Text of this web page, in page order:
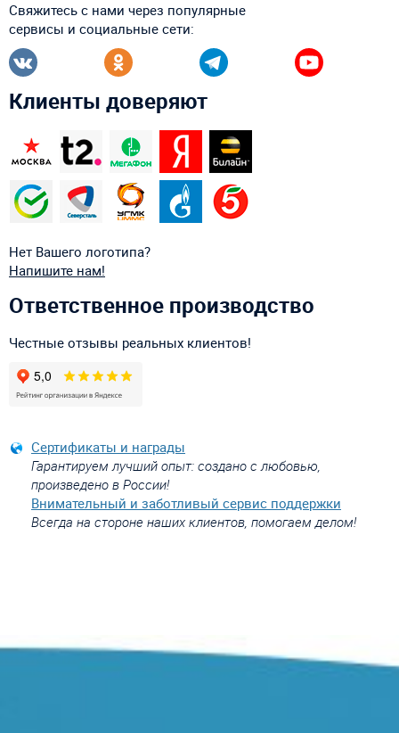
Свяжитесь с нами через популярные
сервисы и социальные сети:
Клиенты доверяют
Нет Вашего логотипа?
Напишите нам!
Ответственное производство
Честные отзывы реальных клиентов!
Сертификаты и награды
Гарантируем лучший опыт: создано с любовью,
произведено в России!
Внимательный и заботливый сервис поддержки
Всегда на стороне наших клиентов, помогаем делом!